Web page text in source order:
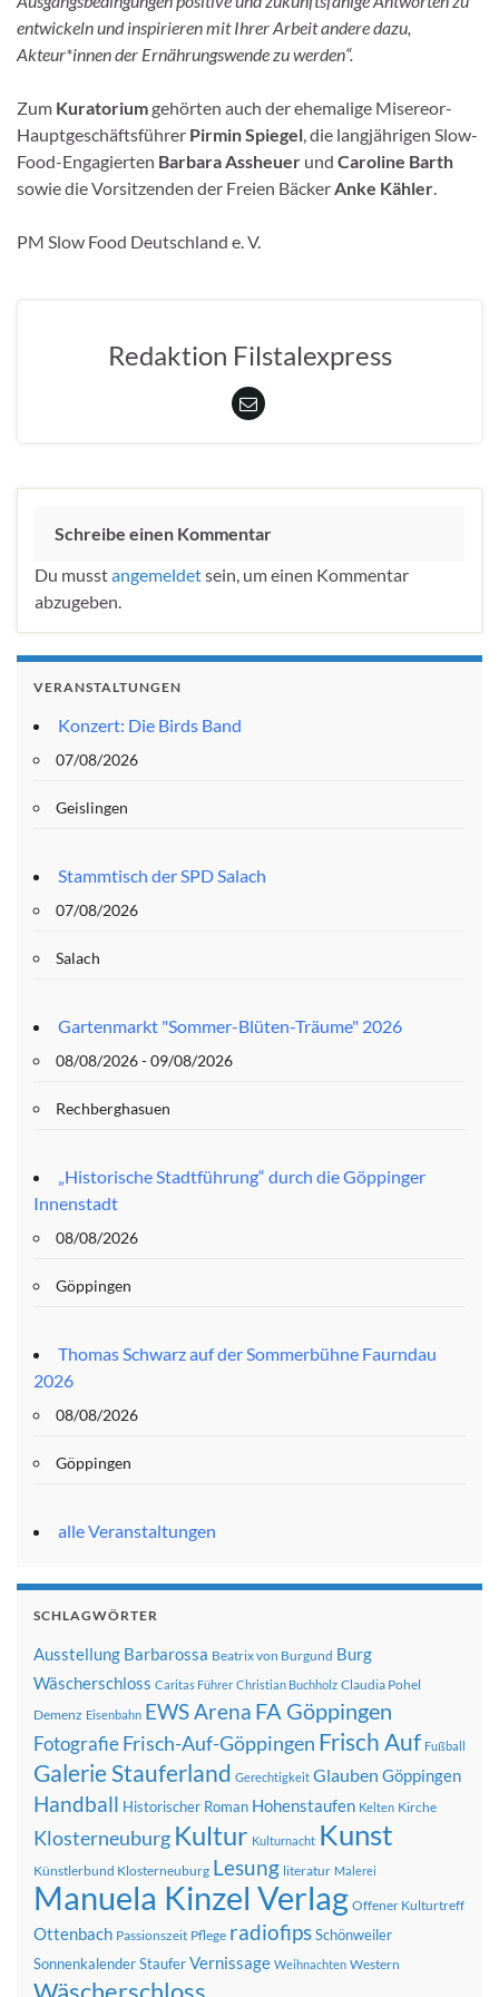
entwickeln und inspirieren mit Ihrer Arbeit andere dazu,
Akteur*innen der Ernährungswende zu werden“.
Zum Kuratoriumgehörten auch der ehemalige Misereor-
Hauptgeschäftsführer Pirmin Spiegel, die langjährigen Slow-
Food-Engagierten Barbara Assheuer und Caroline Barth
sowie die Vorsitzenden der Freien BäckerAnke Kähler.
PM Slow Food Deutschland e. V.
Redaktion Filstalexpress
Schreibe einen Kommentar
Du musstangemeldetsein, um einen Kommentar
abzugeben.
VERANSTALTUNGEN
Konzert: Die Birds Band
07/08/2026
Geislingen
Stammtisch der SPD Salach
07/08/2026
Salach
Gartenmarkt "Sommer-Blüten-Träume" 2026
08/08/2026 - 09/08/2026
Rechberghasuen
„Historische Stadtführung“ durch die Göppinger
Innenstadt
08/08/2026
Göppingen
Thomas Schwarz auf der Sommerbühne Faurndau
2026
08/08/2026
Göppingen
alle Veranstaltungen
SCHLAGWÖRTER
Ausstellung Barbarossa Beatrix von Burgund Burg
Wäscherschloss Caritas Führer Christian Buchholz Claudia Pohel
Demenz Eisenbahn EWS Arena FA Göppingen
FotografieFrisch-Auf-Göppingen Frisch Auf Fußball
Galerie Stauferland Gerechtigkeit Glauben Göppingen
Handball Historischer Roman Hohenstaufen Kelten Kirche
Klosterneuburg Kultur Kulturnacht Kunst
Künstlerbund Klosterneuburg Lesung literatur Malerei
Manuela Kinzel Verlag Offener Kulturtreff
Ottenbach Passionszeit Pflege radiofipsSchönweiler
SonnenkalenderStauferVernissage Weihnachten Western